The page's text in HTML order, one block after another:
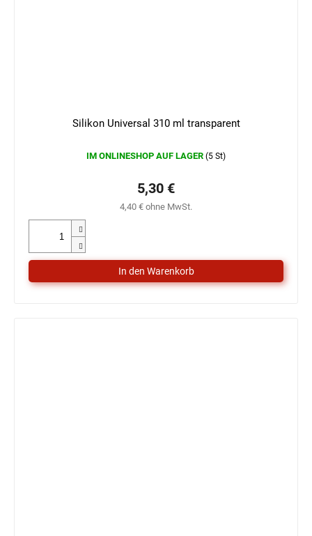
Silikon Universal 310 ml transparent
IM ONLINESHOP AUF LAGER (5 St)
4,40 € ohne MwSt.
5,30 €